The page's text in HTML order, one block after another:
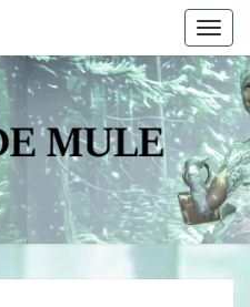
LA
TÊTE
DE
Compagnie De
Théâtre
Professionnelle
Dijonnaise